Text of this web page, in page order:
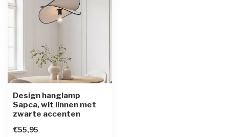
Design hanglamp
Sapca, wit linnen met
zwarte accenten
€55,95